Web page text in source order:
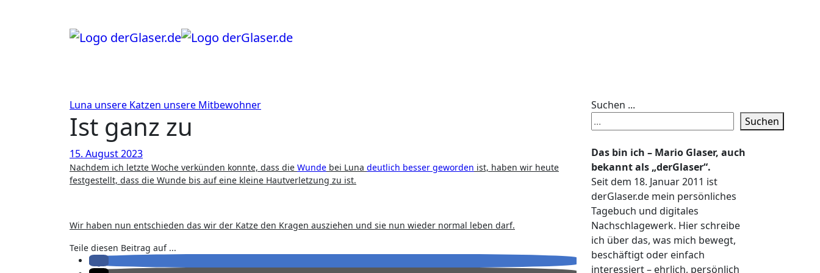
Luna unsere Katzen unsere Mitbewohner
Ist ganz zu
15. August 2023
Nachdem ich letzte Woche verkünden konnte, dass die Wunde bei Luna deutlich besser geworden ist, haben wir heute
festgestellt, dass die Wunde bis auf eine kleine Hautverletzung zu ist.
Wir haben nun entschieden das wir der Katze den Kragen ausziehen und sie nun wieder normal leben darf.
Teile diesen Beitrag auf ...
Suchen ...
Suchen
Das bin ich – Mario Glaser, auch
bekannt als „derGlaser“.
Seit dem 18. Januar 2011 ist
derGlaser.de mein persönliches
Tagebuch und digitales
Nachschlagewerk. Hier schreibe
ich über das, was mich bewegt,
beschäftigt oder einfach
interessiert – ehrlich, persönlich